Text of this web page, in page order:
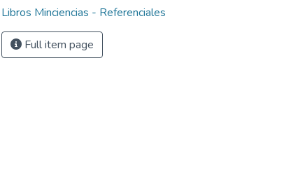
Libros Minciencias - Referenciales
Full item page